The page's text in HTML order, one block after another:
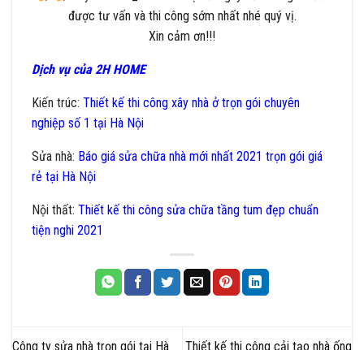
được tư vấn và thi công sớm nhất nhé quý vị.
Xin cảm ơn!!!
Dịch vụ của 2H HOME
Kiến trúc: Thiết kế thi công xây nhà ở trọn gói chuyên
nghiệp số 1 tại Hà Nội
Sửa nhà: Báo giá sửa chữa nhà mới nhất 2021 trọn gói giá
rẻ tại Hà Nội
Nội thất: Thiết kế thi công sửa chữa tầng tum đẹp chuẩn
tiện nghi 2021
Công ty sửa nhà trọn gói tại Hà
Thiết kế thi công cải tạo nhà ống